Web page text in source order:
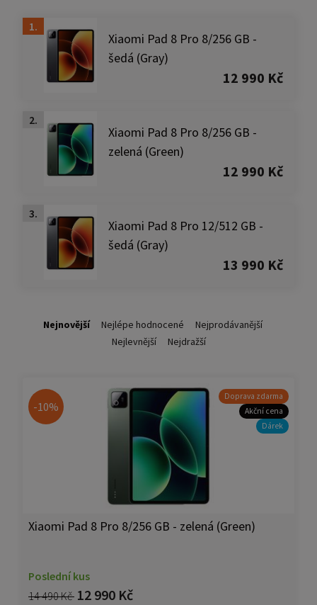
1.
Xiaomi Pad 8 Pro 8/256 GB -
šedá (Gray)
12 990 Kč
2.
Xiaomi Pad 8 Pro 8/256 GB -
zelená (Green)
12 990 Kč
3.
Xiaomi Pad 8 Pro 12/512 GB -
šedá (Gray)
13 990 Kč
Nejnovější Nejlépe hodnocené
Nejprodávanější
Nejlevnější
Nejdražší
-10%
Doprava zdarma
Akční cena
Dárek
Xiaomi Pad 8 Pro 8/256 GB - zelená (Green)
Poslední kus
14 490 Kč 12 990 Kč